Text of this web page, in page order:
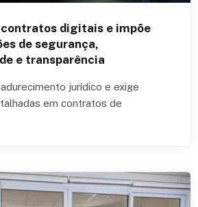
contratos digitais e impõe
de segurança,
e transparência
jurídico e exige
em contratos de